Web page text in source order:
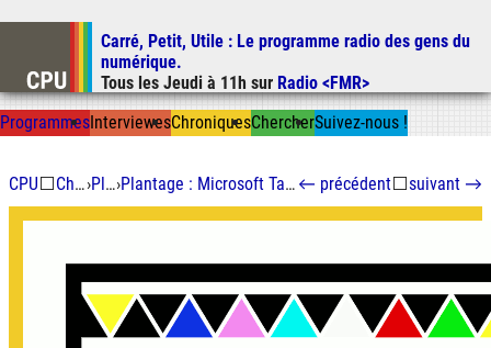
Aller au contenu
Aller à la recherche
Carré, Petit, Utile : Le programme radio des gens du
numérique.
Tous les Jeudi à 11h sur Radio <FMR>
ProgrammesInterviewesChroniquesChercherSuivez-nous !
CPU⬜ Chroniques› Plantage› Plantage : Microsoft Tag ou HCCB (High Capacity Color Barcode) ← précédent⬜suivant →